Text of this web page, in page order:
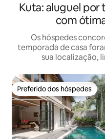
Kuta: aluguel por
com
Os hóspedes
temporada de casa
sua localização,
Preferido dos hóspedes
Preferido dos hóspedes